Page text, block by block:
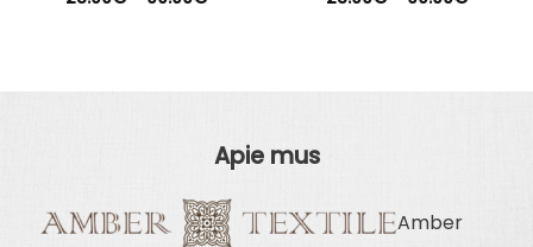
Apie mus
Amber